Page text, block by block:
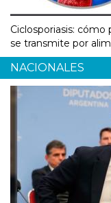
Ciclosporiasis:
se transmite por
NACIONALES